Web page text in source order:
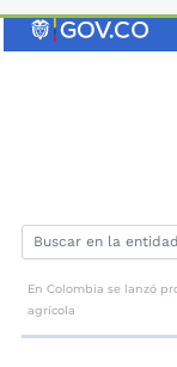
En Colombia se lanzó
agrícola